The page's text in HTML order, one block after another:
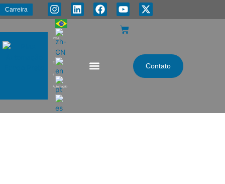
Carreira
PMA
|
Energia
e
Automação
Contato